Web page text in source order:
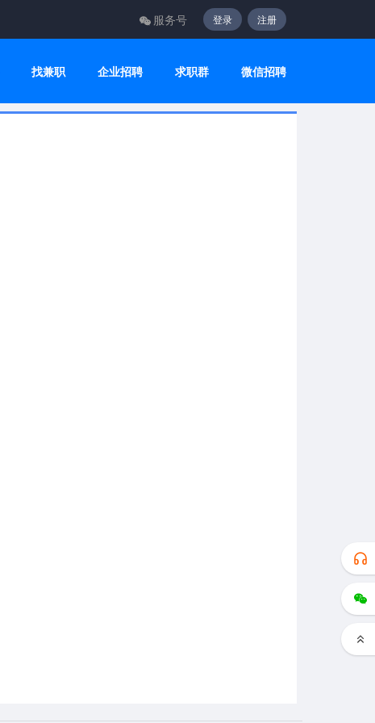
服务号 登录 注册
找兼职 企业招聘 求职群 微信招聘